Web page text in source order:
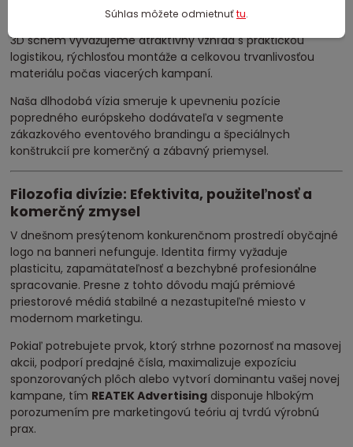
Naším primárnym cieľom je dosiahnuť, aby každý vložený
rozpočet prinášal opakovaný úžitok. Preto pri kreslení prvých
3D schém vyvažujeme atraktívny vzhľad s praktickou
logistikou, rýchlosťou montáže a celkovou trvanlivosťou
materiálu počas viacerých kampaní.
Naša dlhodobá vízia smeruje k upevneniu pozície
popredného európskeho dodávateľa v segmente
zákazkového eventového brandingu a špeciálnych
konštrukcií pre komerčný a zábavný priemysel.
Filozofia divízie: Efektivita, použiteľnosť a
komerčný zmysel
V dnešnom presýtenom konkurenčnom prostredí obyčajné
logo na banneri nefunguje. Identita firmy vyžaduje
plasticitu, zapamätateľnosť a bezchybné profesionálne
spracovanie. Presne z tohto dôvodu majú prémiové
priestorové médiá stabilné a nezastupiteľné miesto v
modernom marketingu.
Pokiaľ potrebujete prvok, ktorý strhne pozornosť na masovej
akcii, podporí predajné čísla, maximalizuje expozíciu
sponzorovaných plôch alebo vytvorí dominantu vašej novej
kampane, tím REATEK Advertising disponuje hlbokým
porozumením pre marketingovú teóriu aj tvrdú výrobnú
prax.
Súhlas môžete odmietnuťtu.